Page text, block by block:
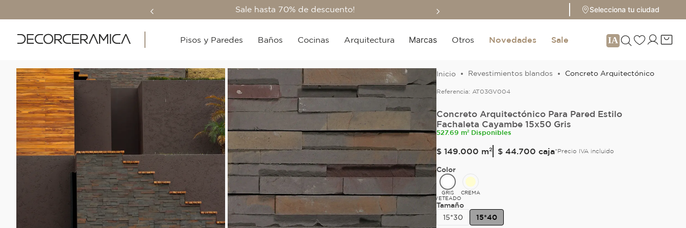
Sale hasta 70% de descuento! Selecciona tu ciudad
Pisos y Paredes Baños Cocinas Arquitectura Marcas Otros Novedades Sale
Revestimientos blandos Concreto Arquitectónico
Referencia: AT03GV004
Concreto Arquitectónico Para Pared Estilo
Fachaleta Cayambe 15x50 Gris
527.69 m² Disponibles
$ 149.000 m² $ 44.700 caja*Precio IVA incluido
Color
GRIS
VETEADO
CREMA
Tamaño
15*30
15*40